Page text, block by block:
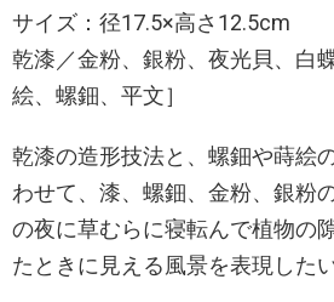
サイズ：径17.5×高さ12.5cm
乾漆／金粉、銀粉、夜光貝、白
絵、螺鈿、平文］
乾漆の造形技法と、螺鈿や蒔絵
わせて、漆、螺鈿、金粉、銀粉
の夜に草むらに寝転んで植物の
たときに見える風景を表現した